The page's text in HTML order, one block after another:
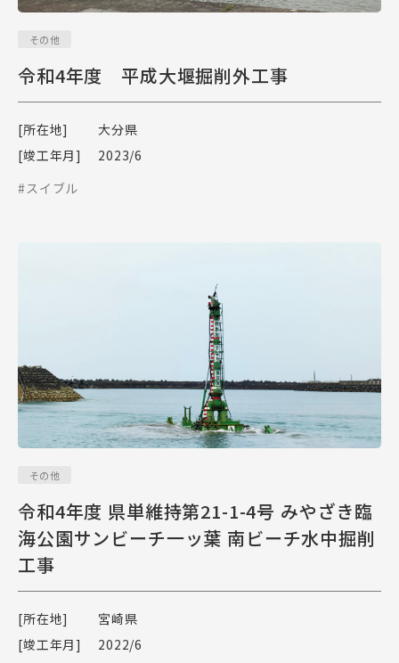
その他
令和4年度 平成大堰掘削外工事
[所在地]
大分県
[竣工年月]
2023/6
#スイブル
その他
令和4年度 県単維持第21-1-4号 みやざき臨
海公園サンビーチ一ッ葉 南ビーチ水中掘削
工事
[所在地]
宮崎県
[竣工年月]
2022/6